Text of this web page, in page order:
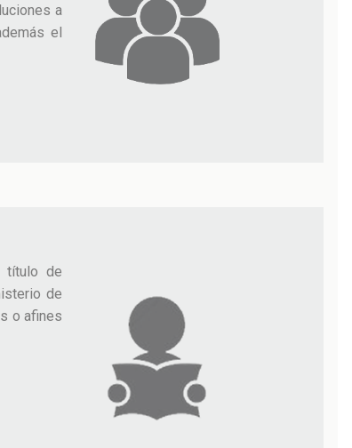
a
el
título de
de
o afines